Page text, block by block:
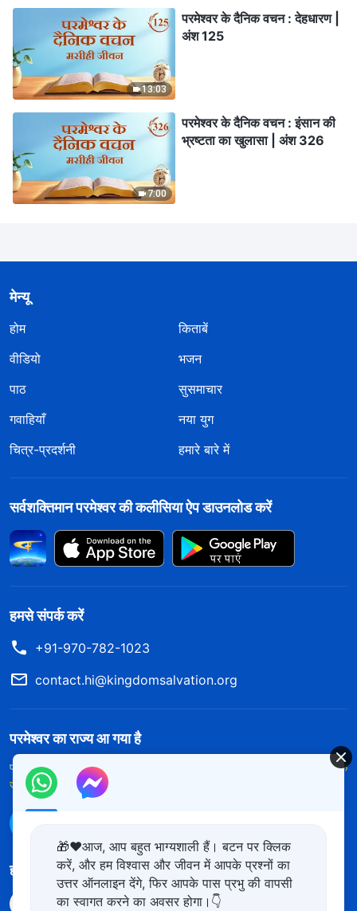
13:03
परमेश्वर के दैनिक वचन : देहधारण |
अंश 125
7:00
परमेश्वर के दैनिक वचन : इंसान की
भ्रष्टता का खुलासा | अंश 326
मेन्यू
होम
किताबें
वीडियो
भजन
पाठ
सुसमाचार
गवाहियाँ
नया युग
चित्र-प्रदर्शनी
हमारे बारे में
सर्वशक्तिमान परमेश्वर की कलीसिया ऐप डाउनलोड करें
हमसे संपर्क करें
+91-970-782-1023
contact.hi@kingdomsalvation.org
परमेश्वर का राज्य आ गया है
परमेश्वर का राज्य पृथ्वी पर आ गया है! क्या आप इसमें प्रवेश करना चाहते हैं?
और अधिक
जानें
हमारा अनुसरण करें
🎁❤️आज, आप बहुत भाग्यशाली हैं। बटन पर क्लिक
करें, और हम विश्वास और जीवन में आपके प्रश्नों का
उत्तर ऑनलाइन देंगे, फिर आपके पास प्रभु की वापसी
का स्वागत करने का अवसर होगा।👇